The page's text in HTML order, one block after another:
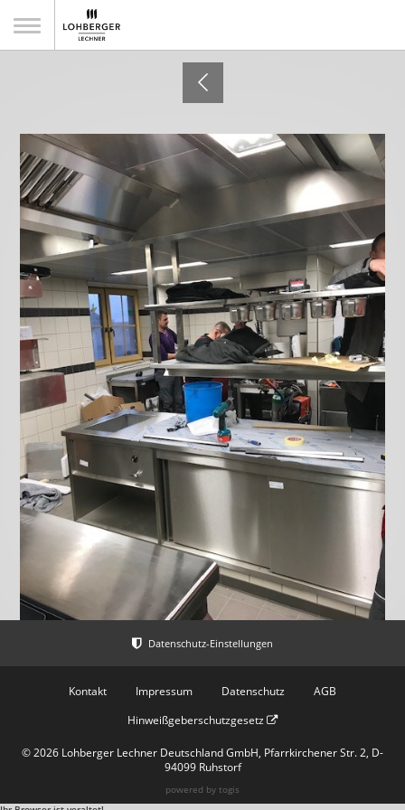
Musikhotel Tonihof
Kontakt Impressum Datenschutz
AGB
Hinweißgeberschutzgesetz
© 2026 Lohberger Lechner Deutschland GmbH, Pfarrkirchener Str. 2, D-
94099 Ruhstorf
powered by togis